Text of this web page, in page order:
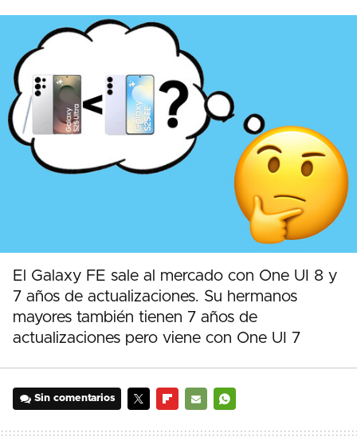
El Galaxy FE sale al mercado con One UI 8 y
7 años de actualizaciones. Su hermanos
mayores también tienen 7 años de
actualizaciones pero viene con One UI 7
Sin comentarios